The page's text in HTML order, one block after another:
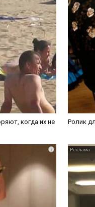
когда их не
Ролик
i